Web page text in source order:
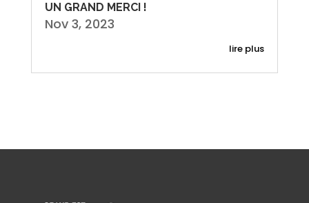
UN GRAND MERCI !
Nov 3, 2023
lire plus